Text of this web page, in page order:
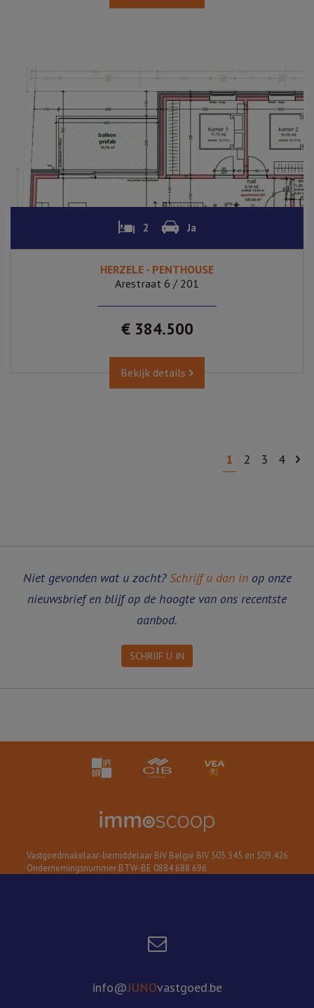
2 Ja
HERZELE - PENTHOUSE
Arestraat 6 / 201
€ 384.500
Bekijk details
1 2 3 4
Niet gevonden wat u zocht?Schrijf u dan inop onze
nieuwsbrief en blijf op de hoogte van ons recentste
aanbod.
SCHRIJF U IN
Vastgoedmakelaar-bemiddelaar BIV België BIV 503.345 en 509.426
Ondernemingsnummer BTW-BE 0884 688 696
info@JUNOvastgoed.be